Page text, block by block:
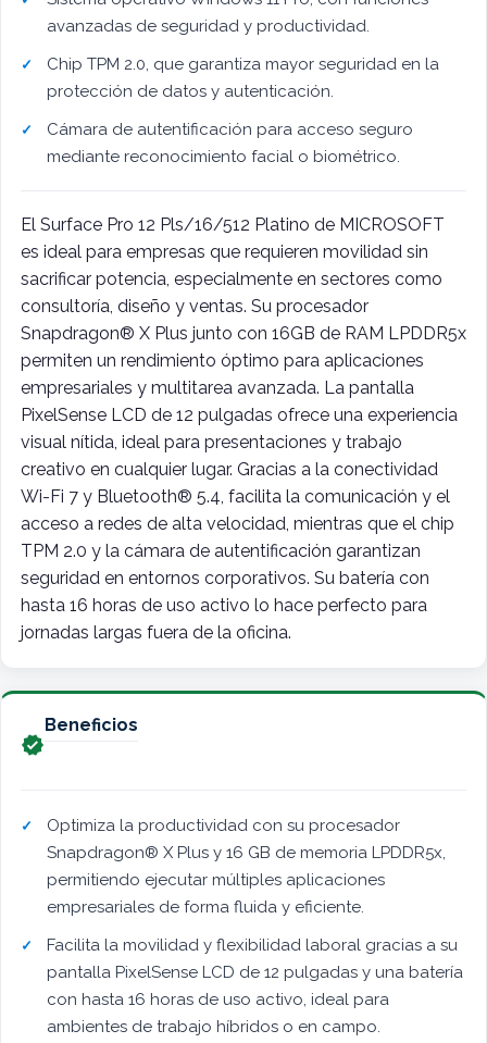
avanzadas de seguridad y productividad.
Chip TPM 2.0, que garantiza mayor seguridad en la
protección de datos y autenticación.
Cámara de autentificación para acceso seguro
mediante reconocimiento facial o biométrico.
El Surface Pro 12 Pls/16/512 Platino de MICROSOFT
es ideal para empresas que requieren movilidad sin
sacrificar potencia, especialmente en sectores como
consultoría, diseño y ventas. Su procesador
Snapdragon® X Plus junto con 16GB de RAM LPDDR5x
permiten un rendimiento óptimo para aplicaciones
empresariales y multitarea avanzada. La pantalla
PixelSense LCD de 12 pulgadas ofrece una experiencia
visual nítida, ideal para presentaciones y trabajo
creativo en cualquier lugar. Gracias a la conectividad
Wi-Fi 7 y Bluetooth® 5.4, facilita la comunicación y el
acceso a redes de alta velocidad, mientras que el chip
TPM 2.0 y la cámara de autentificación garantizan
seguridad en entornos corporativos. Su batería con
hasta 16 horas de uso activo lo hace perfecto para
jornadas largas fuera de la oficina.

Beneficios
Optimiza la productividad con su procesador
Snapdragon® X Plus y 16 GB de memoria LPDDR5x,
permitiendo ejecutar múltiples aplicaciones
empresariales de forma fluida y eficiente.
Facilita la movilidad y flexibilidad laboral gracias a su
pantalla PixelSense LCD de 12 pulgadas y una batería
con hasta 16 horas de uso activo, ideal para
ambientes de trabajo híbridos o en campo.